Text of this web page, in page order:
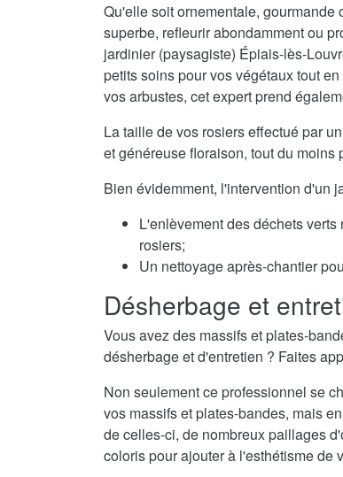
Qu'elle soit ornementale,
superbe, refleurir abondamment ou
jardinier (paysagiste) Épiais-lès-
petits soins pour vos végétaux tout
vos arbustes, cet expert prend
La taille de vos rosiers effectué par
et généreuse floraison, tout du moins
Bien évidemment, l'intervention d'un
L'enlèvement des déchets
rosiers;
Un nettoyage après-chantier
Désherbage et
Vous avez des massifs et plates-
désherbage et d'entretien ? Faites
Non seulement ce professionnel se
vos massifs et plates-bandes, mais
de celles-ci, de nombreux paillages
coloris pour ajouter à l'esthétisme de